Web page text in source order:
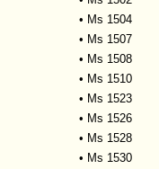
• Ms 1504
• Ms 1507
• Ms 1508
• Ms 1510
• Ms 1523
• Ms 1526
• Ms 1528
• Ms 1530